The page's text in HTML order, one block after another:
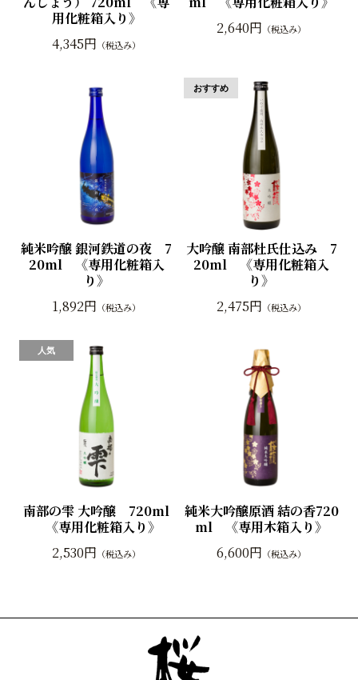
用化粧箱入り》
4,345円 （税込み）
2,640円 （税込み）
純米吟醸 銀河鉄道の夜 7
20ml 《専用化粧箱入
り》
1,892円 （税込み）
大吟醸 南部杜氏仕込み 7
20ml 《専用化粧箱入
り》
2,475円 （税込み）
南部の雫 大吟醸 720ml
《専用化粧箱入り》
2,530円 （税込み）
純米大吟醸原酒 結の香720
ml 《専用木箱入り》
6,600円 （税込み）